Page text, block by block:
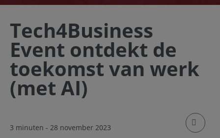
Tech4Business
Event ontdekt de
toekomst van werk
(met AI)
3 minuten - 28 november 2023
klik om